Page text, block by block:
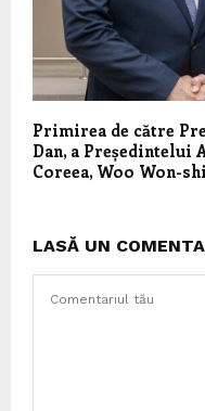
Primirea de către
Dan, a
Coreea, Woo Won-
LASĂ UN